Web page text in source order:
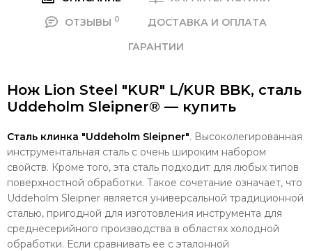
ОТЗЫВЫ 0
ДОСТАВКА И ОПЛАТА
ГАРАНТИИ
Нож Lion Steel "KUR" L/KUR BBK, сталь
Uddeholm Sleipner® — купить
Сталь клинка "Uddeholm Sleipner". Высоколегированная
инструментальная сталь с очень широким набором
свойств. Кроме того, эта сталь подходит для любых типов
поверхностной обработки. Такое сочетание означает, что
Uddeholm Sleipner является универсальной традиционной
сталью, пригодной для изготовления инструмента для
среднесерийного производства в областях холодной
обработки. Если сравнивать ее с эталонной